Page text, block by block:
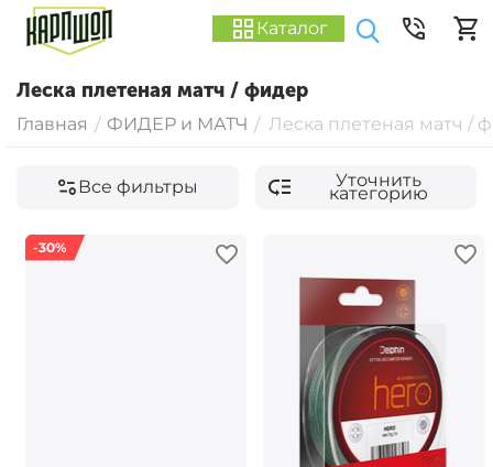
Каталог
Леска плетеная матч / фидер
Главная / ФИДЕР и МАТЧ / Леска плетеная матч /
Все фильтры Уточнить
категорию
-30%